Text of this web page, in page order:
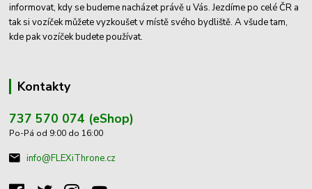
informovat, kdy se budeme nacházet právě u Vás. Jezdíme po celé ČR a
tak si vozíček můžete vyzkoušet v místě svého bydliště. A všude tam,
kde pak vozíček budete používat.
Kontakty
737 570 074 (eShop)
Po-Pá od 9:00 do 16:00
info@FLEXiThrone.cz